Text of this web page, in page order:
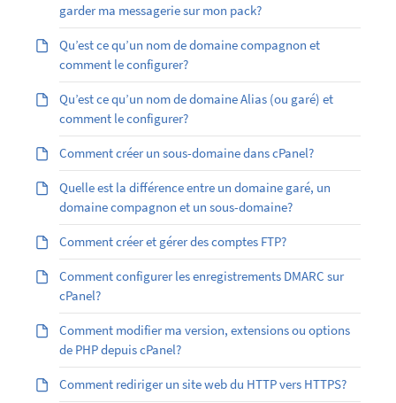
garder ma messagerie sur mon pack?
Qu’est ce qu’un nom de domaine compagnon et
comment le configurer?
Qu’est ­ce qu’un nom de domaine Alias (ou garé) et
comment le configurer?
Comment créer un sous-domaine dans cPanel?
Quelle est la différence entre un domaine garé, un
domaine compagnon et un sous-domaine?
Comment créer et gérer des comptes FTP?
Comment configurer les enregistrements DMARC sur
cPanel?
Comment modifier ma version, extensions ou options
de PHP depuis cPanel?
Comment rediriger un site web du HTTP vers HTTPS?